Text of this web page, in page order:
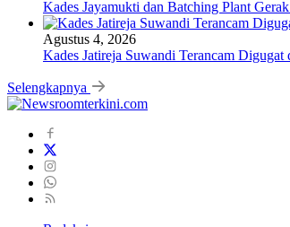
Kades Jayamukti dan Batching Plant
Agustus 4, 2026
Kades Jatireja Suwandi Terancam
Selengkapnya